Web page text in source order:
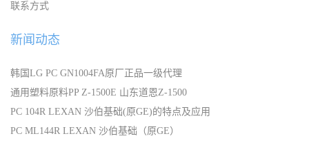
联系方式
新闻动态
韩国LG PC GN1004FA原厂正品一级代理
通用塑料原料PP Z-1500E 山东道恩Z-1500
PC 104R LEXAN 沙伯基础(原GE)的特点及应用
PC ML144R LEXAN 沙伯基础（原GE）